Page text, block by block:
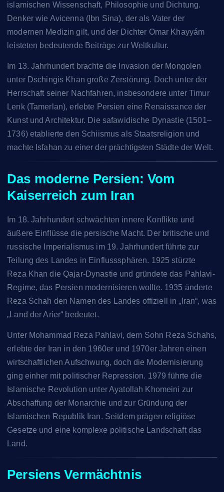
islamischen Wissenschaft, Philosophie und Dichtung.
Denker wie Avicenna (Ibn Sina), der als Vater der
modernen Medizin gilt, und der Dichter Omar Khayyám
leisteten bedeutende Beiträge zur Weltkultur.
Im 13. Jahrhundert brachte die Invasion der Mongolen
unter Dschingis Khan große Zerstörung. Doch unter der
Herrschaft seiner Nachfahren, insbesondere unter Timur
Lenk (Tamerlan), erlebte Persien eine Renaissance der
Kunst und Architektur. Die safawidische Dynastie (1501–
1736) etablierte den Schiismus als Staatsreligion und
machte Isfahan zu einer der prächtigsten Städte der Welt.
Das moderne Persien: Vom
Kaiserreich zum Iran
Im 18. Jahrhundert schwächten innere Konflikte und
äußere Einflüsse die persische Macht. Der britische und
russische Imperialismus im 19. Jahrhundert führte zur
Teilung des Landes in Einflusssphären. 1925 stürzte
Reza Khan die Qajar-Dynastie und gründete das Pahlavi-
Regime, das Persien modernisieren wollte. 1935 änderte
Reza Schah den Namen des Landes offiziell in „Iran“, was
„Land der Arier“ bedeutet.
Unter Mohammad Reza Pahlavi, dem Sohn Reza Schahs,
erlebte der Iran in den 1960er und 1970er Jahren einen
wirtschaftlichen Aufschwung, doch die Modernisierung
ging einher mit politischer Repression. 1979 führte die
Islamische Revolution unter Ayatollah Khomeini zur
Abschaffung der Monarchie und zur Gründung der
Islamischen Republik Iran. Seitdem prägen religiöse
Gesetze und eine komplexe politische Landschaft das
Land.
Persiens Vermächtnis